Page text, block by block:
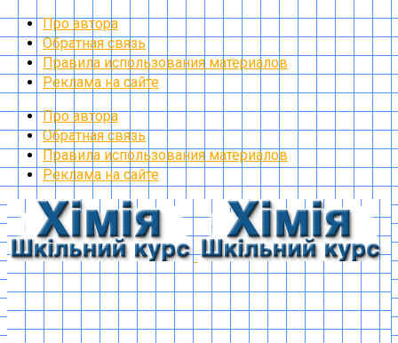
Про автора
Обратная связь
Правила использования материалов
Реклама на сайте
Про автора
Обратная связь
Правила использования материалов
Реклама на сайте